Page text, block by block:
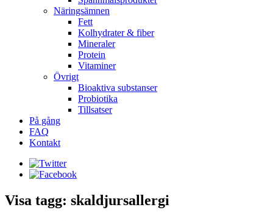
Näringsämnen
Fett
Kolhydrater & fiber
Mineraler
Protein
Vitaminer
Övrigt
Bioaktiva substanser
Probiotika
Tillsatser
På gång
FAQ
Kontakt
Visa tagg: skaldjursallergi